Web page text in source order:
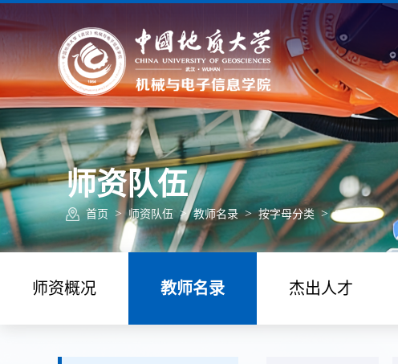
师资队伍
首页 >师资队伍 >教师名录>按字母分类>S
师资概况 教师名录 杰出人才